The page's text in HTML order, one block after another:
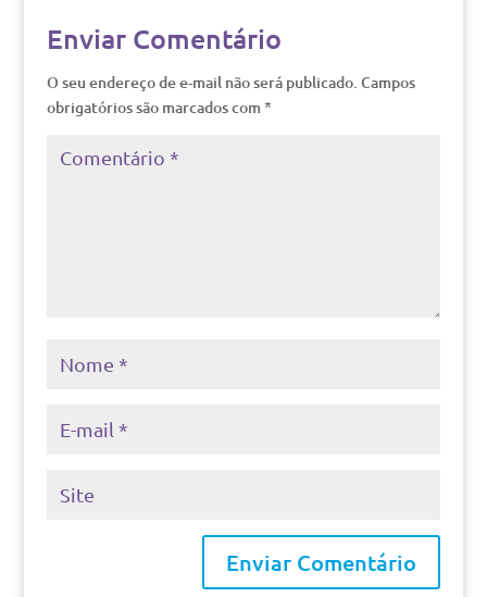
Enviar Comentário
O seu endereço de e-mail não será publicado. Campos
obrigatórios são marcados com *